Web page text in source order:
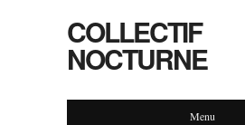
COLLECTIF
NOCTURNE
Menu